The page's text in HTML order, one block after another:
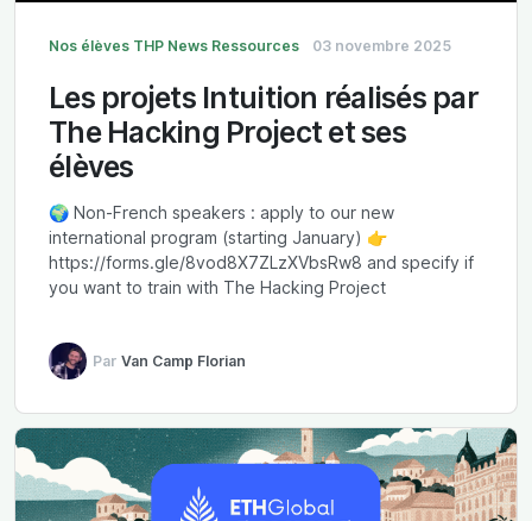
Nos élèves THP News Ressources 03 novembre 2025
Les projets Intuition réalisés par
The Hacking Project et ses
élèves
🌍 Non-French speakers : apply to our new
international program (starting January) 👉
https://forms.gle/8vod8X7ZLzXVbsRw8 and specify if
you want to train with The Hacking Project
Par Van Camp Florian